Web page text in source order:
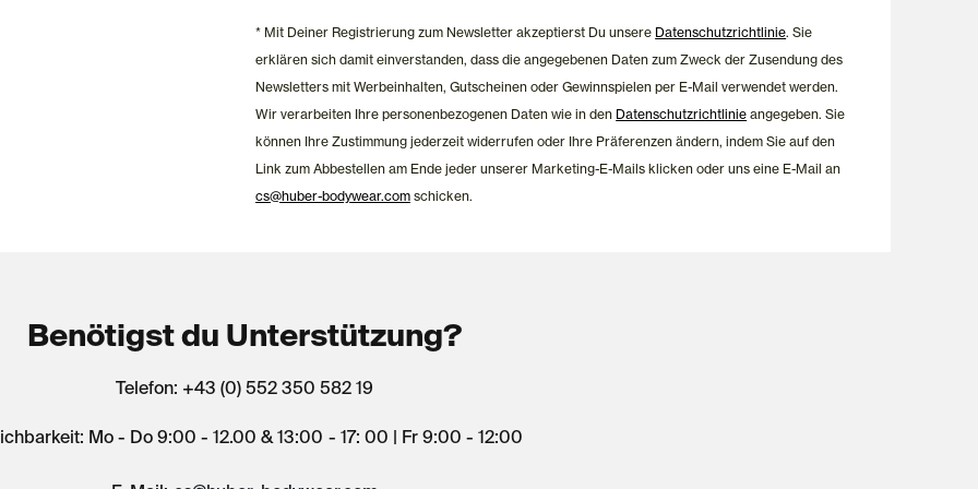
* Mit Deiner Registrierung zum Newsletter akzeptierst Du unsere Datenschutzrichtlinie. Sie
erklären sich damit einverstanden, dass die angegebenen Daten zum Zweck der Zusendung des
Newsletters mit Werbeinhalten, Gutscheinen oder Gewinnspielen per E-Mail verwendet werden.
Wir verarbeiten Ihre personenbezogenen Daten wie in den Datenschutzrichtlinie angegeben. Sie
können Ihre Zustimmung jederzeit widerrufen oder Ihre Präferenzen ändern, indem Sie auf den
Link zum Abbestellen am Ende jeder unserer Marketing-E-Mails klicken oder uns eine E-Mail an
cs@huber-bodywear.com schicken.
Benötigst du Unterstützung?
Telefon: +43 (0) 552 350 582 19
Mo - Do 9:00 - 12.00 & 13:00 - 17: 00 | Fr 9:00 - 12:00